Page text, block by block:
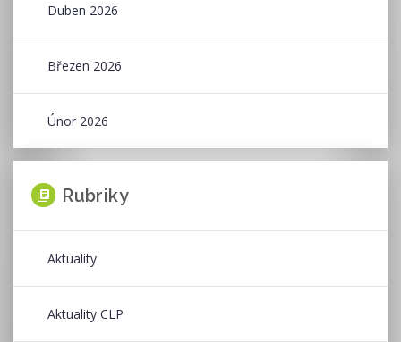
Duben 2026
Březen 2026
Únor 2026
Rubriky
Aktuality
Aktuality CLP